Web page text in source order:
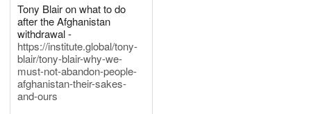
Tony Blair on what to do
after the Afghanistan
withdrawal -
https://institute.global/tony-
blair/tony-blair-why-we-
must-not-abandon-people-
afghanistan-their-sakes-
and-ours